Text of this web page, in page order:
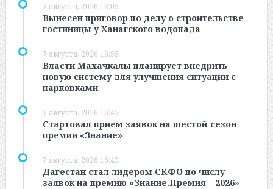
7 августа, 2026 18:05
Вынесен приговор по делу о строительстве
гостиницы у Ханагского водопада
7 августа, 2026 16:55
Власти Махачкалы планирует внедрить
новую систему для улучшения ситуации с
парковками
7 августа, 2026 16:45
Стартовал прием заявок на шестой сезон
премии «Знание»
7 августа, 2026 16:43
Дагестан стал лидером СКФО по числу
заявок на премию «Знание.Премия – 2026»